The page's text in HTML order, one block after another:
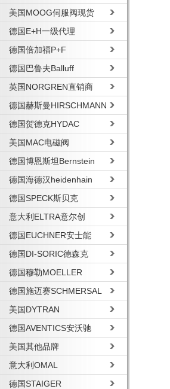
美国MOOG伺服阀现货
德国E+H一级代理
德国倍加福P+F
德国巴鲁夫Balluff
英国NORGREN直销商
德国赫斯曼HIRSCHMANN
德国贺德克HYDAC
美国MAC电磁阀
德国博恩斯坦Bernstein
德国海德汉heidenhain
德国SPECK斯贝克
意大利ELTRA意尔创
德国EUCHNER安士能
德国DI-SORIC德森克
德国穆勒MOELLER
德国施迈赛SCHMERSAL
美国DYTRAN
德国AVENTICS安沃驰
美国其他品牌
意大利OMAL
德国STAIGER